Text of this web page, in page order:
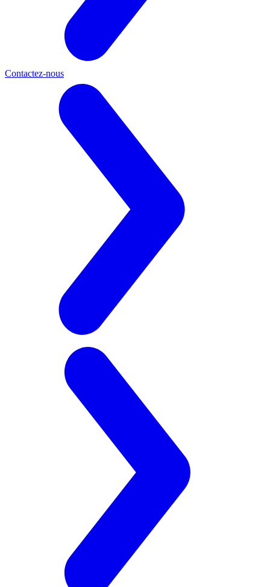
Contactez-nous